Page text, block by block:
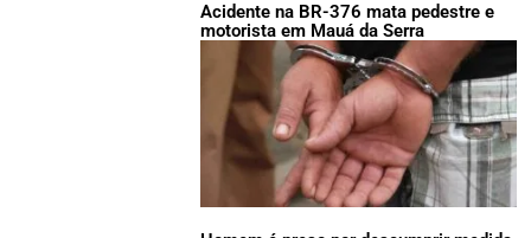
Acidente na BR-376 mata pedestre e
motorista em Mauá da Serra